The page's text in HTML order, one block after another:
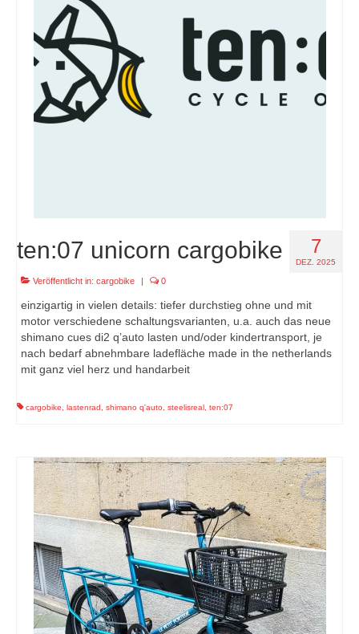
7
DEZ. 2025
ten:07 unicorn cargobike
Veröffentlicht in: cargobike | 0
einzigartig in vielen details: tiefer durchstieg ohne und mit
motor verschiedene schaltungsvarianten, u.a. auch das neue
shimano cues di2 q’auto lasten und/oder kindertransport, je
nach bedarf abnehmbare ladefläche made in the netherlands
mit ganz viel herz und handarbeit
cargobike lastenrad shimano q'auto steelisreal ten:07